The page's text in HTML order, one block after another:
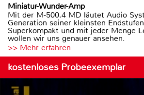
Miniatur-Wunder-Amp
Mit der M-500.4 MD läutet Audio
Generation seiner kleinsten
Superkompakt und mit jeder Menge
wollen wir uns genauer ansehen.
>> Mehr erfahren
kostenloses Probeexemplar